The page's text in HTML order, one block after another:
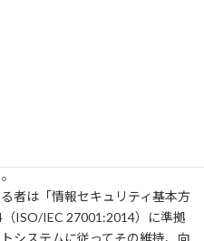
者は「情報セキュリティ基本方
ISO/IEC 27001:2014）に準拠
システムに従ってその維持、向